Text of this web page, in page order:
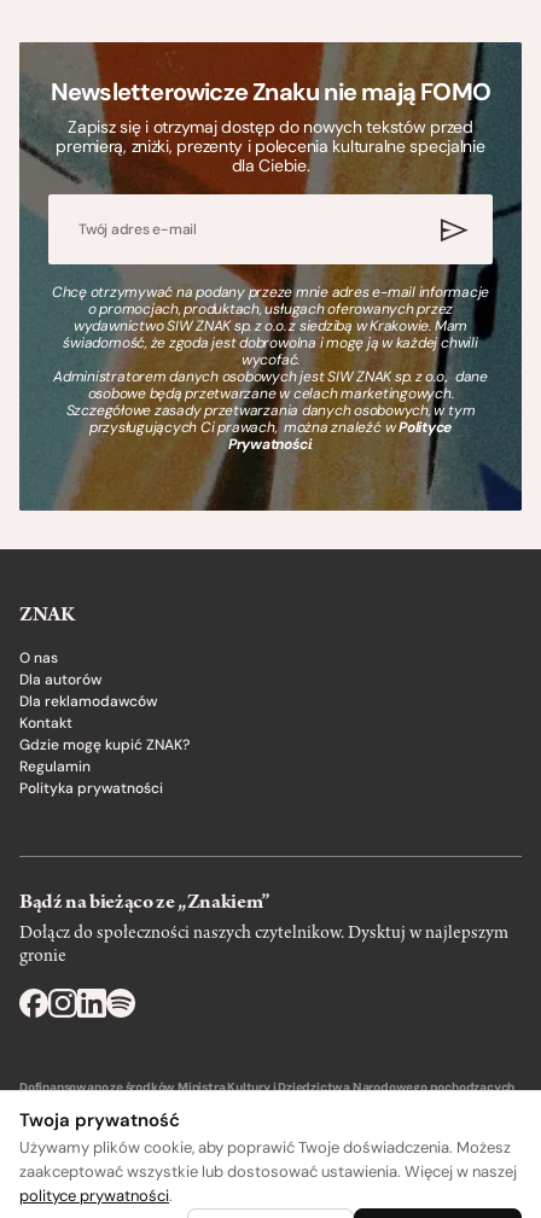
Newsletterowicze Znaku nie mają FOMO
Zapisz się i otrzymaj dostęp do nowych tekstów przed
premierą, zniżki, prezenty i polecenia kulturalne specjalnie
dla Ciebie.
Chcę otrzymywać na podany przeze mnie adres e-mail informacje
o promocjach, produktach, usługach oferowanych przez
wydawnictwo SIW ZNAK sp. z o.o. z siedzibą w Krakowie. Mam
świadomość, że zgoda jest dobrowolna i mogę ją w każdej chwili
wycofać.
Administratorem danych osobowych jest SIW ZNAK sp. z o.o., dane
osobowe będą przetwarzane w celach marketingowych.
Szczegółowe zasady przetwarzania danych osobowych, w tym
przysługujących Ci prawach, można znaleźć wPolityce
Prywatności.
ZNAK
O nas
Dla autorów
Dla reklamodawców
Kontakt
Gdzie mogę kupić ZNAK?
Regulamin
Polityka prywatności
Bądź na bieżąco ze „Znakiem”
Dołącz do społeczności naszych czytelnikow. Dysktuj w najlepszym
gronie
Dofinansowano ze środków Ministra Kultury i Dziedzictwa Narodowego pochodzących
Twoja prywatność
Używamy plików cookie, aby poprawić Twoje doświadczenia. Możesz
zaakceptować wszystkie lub dostosować ustawienia. Więcej w naszej
polityce prywatności.